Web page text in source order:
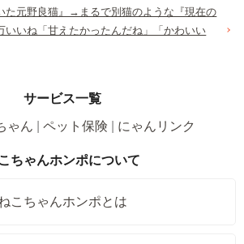
た元野良猫』→まるで別猫のような『現在の
いいね「甘えたかったんだね」「かわいい
サービス一覧
ゃん
ペット保険 にゃんリンク
ちゃんホンポについて
こちゃんホンポとは